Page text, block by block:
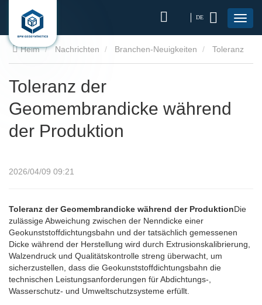
DE
Heim Nachrichten Branchen-Neuigkeiten
Toleranz der
Geomembrandicke während
der Produktion
2026/04/09 09:21
Toleranz der Geomembrandicke während der ProduktionDie
zulässige Abweichung zwischen der Nenndicke einer
Geokunststoffdichtungsbahn und der tatsächlich gemessenen
Dicke während der Herstellung wird durch Extrusionskalibrierung,
Walzendruck und Qualitätskontrolle streng überwacht, um
sicherzustellen, dass die Geokunststoffdichtungsbahn die
technischen Leistungsanforderungen für Abdichtungs-,
Wasserschutz- und Umweltschutzsysteme erfüllt.